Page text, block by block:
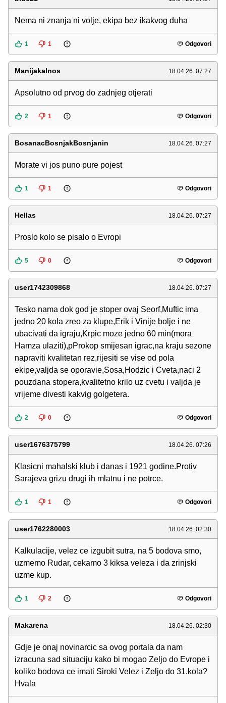
Nema ni znanja ni volje, ekipa bez ikakvog duha
1 1 Odgovori
Manijakalnos 18.04.26. 07:27
Apsolutno od prvog do zadnjeg otjerati
2 1 Odgovori
BosanacBosnjakBosnjanin 18.04.26. 07:27
Morate vi jos puno pure pojest
1 1 Odgovori
Hellas 18.04.26. 07:27
Proslo kolo se pisalo o Evropi
5 0 Odgovori
user1742309868 18.04.26. 07:27
Tesko nama dok god je stoper ovaj Seorf,Muftic ima
jedno 20 kola zreo za klupe,Erik i Vinije bolje i ne
ubacivati da igraju,Krpic moze jedno 60 min(mora
Hamza ulaziti),pProkop smijesan igrac,na kraju sezone
napraviti kvalitetan rez,rijesiti se vise od pola
ekipe,valjda se oporavie,Sosa,Hodzic i Cveta,naci 2
pouzdana stopera,kvalitetno krilo uz cvetu i valjda je
vrijeme divesti kakvig golgetera.
2 0 Odgovori
user1676375799 18.04.26. 07:26
Klasicni mahalski klub i danas i 1921 godine.Protiv
Sarajeva grizu drugi ih mlatnu i ne potrce.
1 1 Odgovori
user1762280003 18.04.26. 02:30
Kalkulacije, velez ce izgubit sutra, na 5 bodova smo,
uzmemo Rudar, cekamo 3 kiksa veleza i da zrinjski
uzme kup.
1 2 Odgovori
Makarena 18.04.26. 02:30
Gdje je onaj novinarcic sa ovog portala da nam
izracuna sad situaciju kako bi mogao Zeljo do Evrope i
koliko bodova ce imati Siroki Velez i Zeljo do 31.kola?
Hvala